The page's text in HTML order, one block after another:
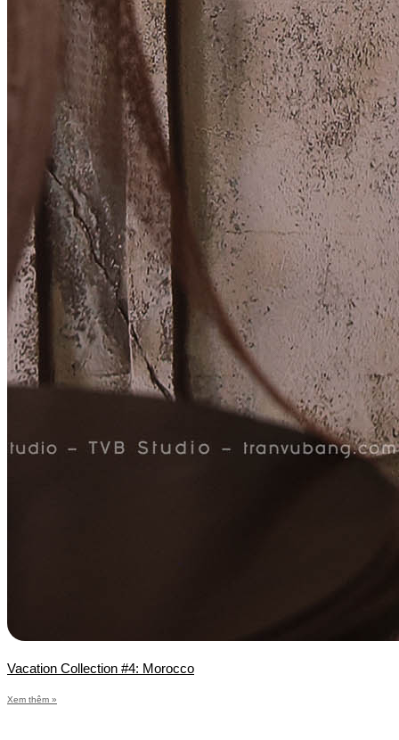
Vacation Collection #4: Morocco
Xem thêm »